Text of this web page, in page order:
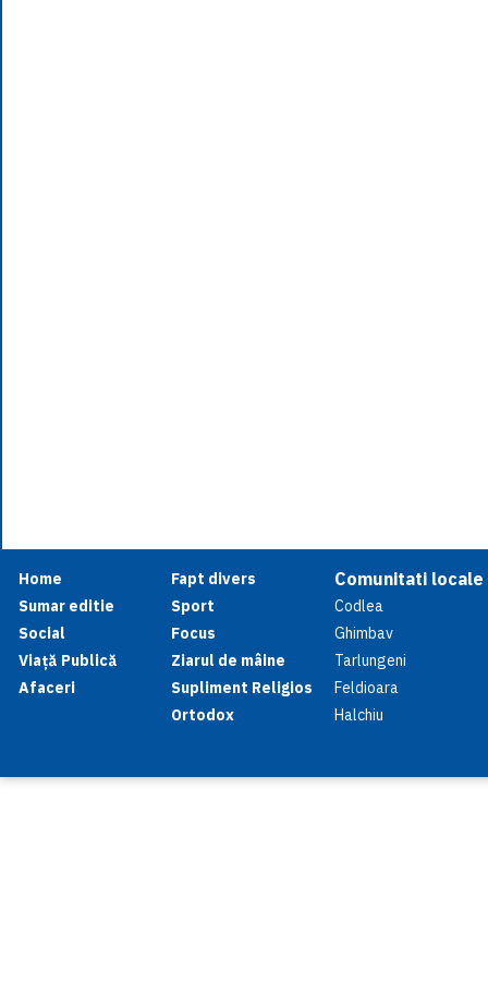
Home
Sumar editie
Social
Viață Publică
Afaceri
Fapt divers
Sport
Focus
Ziarul de mâine
Supliment Religios
Ortodox
Comunitati locale
Codlea
Ghimbav
Tarlungeni
Feldioara
Halchiu